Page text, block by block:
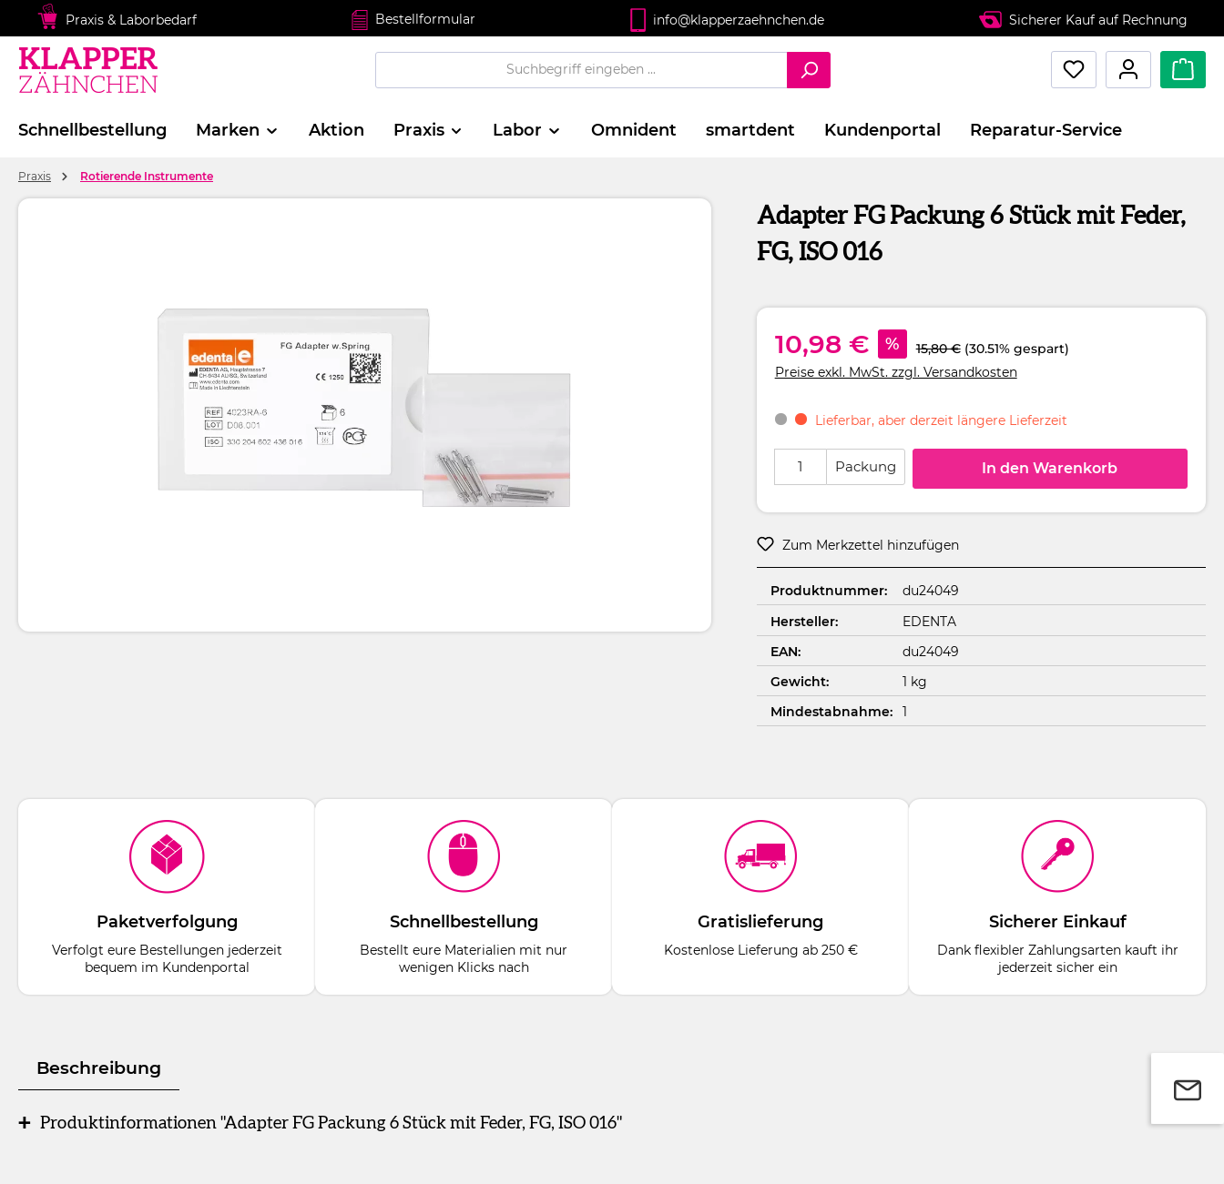
Zur Hauptnavigation springen
Praxis & Laborbedarf Bestellformular info@klapperzaehnchen.de Sicherer Kauf auf Rechnung
Schnellbestellung Marken Aktion Praxis Labor Omnident smartdent Kundenportal Reparatur-Service
Praxis Rotierende Instrumente
Adapter FG Packung 6 Stück mit Feder,
FG, ISO 016
10,98 € % 15,80 € (30.51% gespart)
Preise exkl. MwSt. zzgl. Versandkosten
Lieferbar, aber derzeit längere Lieferzeit
Packung In den Warenkorb
Zum Merkzettel hinzufügen
Produktnummer:
du24049
Hersteller:
EDENTA
EAN:
du24049
Gewicht:
1 kg
Mindestabnahme:
1
Paketverfolgung
Verfolgt eure Bestellungen jederzeit
bequem im Kundenportal
Schnellbestellung
Bestellt eure Materialien mit nur
wenigen Klicks nach
Gratislieferung
Kostenlose Lieferung ab 250 €
Sicherer Einkauf
Dank flexibler Zahlungsarten kauft ihr
jederzeit sicher ein
Beschreibung
Produktinformationen "Adapter FG Packung 6 Stück mit Feder, FG, ISO 016"